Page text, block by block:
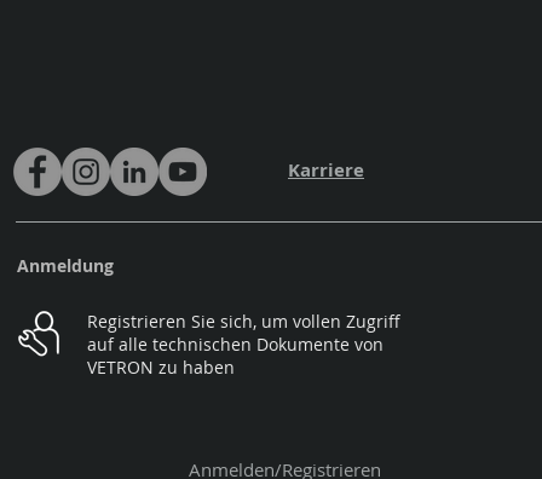
Karriere
Anmeldung
Registrieren Sie sich, um vollen Zugriff
auf alle technischen Dokumente von
VETRON zu haben
Anmelden/Registrieren